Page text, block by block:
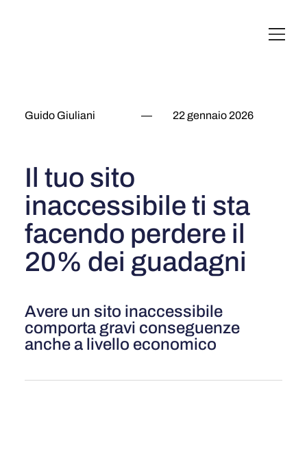
Guido Giuliani — 22 gennaio 2026
Il tuo sito
inaccessibile ti sta
facendo perdere il
20% dei guadagni
Avere un sito inaccessibile
comporta gravi conseguenze
anche a livello economico